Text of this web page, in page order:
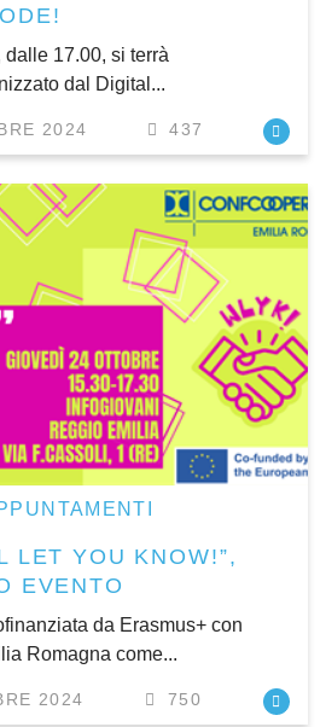
dalle 17.00, si terrà
dal Digital...
2024 437
LET YOU KNOW!”,
EVENTO
da Erasmus+ con
Romagna come...
2024 750